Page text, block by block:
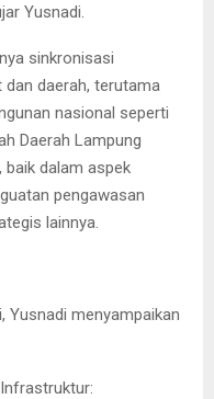
Yusnadi.
sinkronisasi
daerah, terutama
nasional seperti
Daerah Lampung
dalam aspek
pengawasan
lainnya.
Yusnadi menyampaikan